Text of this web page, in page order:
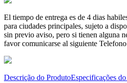
El tiempo de entrega es de 4 dias
para ciudades principales, sujeto a
sin previo aviso, pero si tienen alguna
favor comunicarse al siguiente
Descrição do ProdutoEspecificações